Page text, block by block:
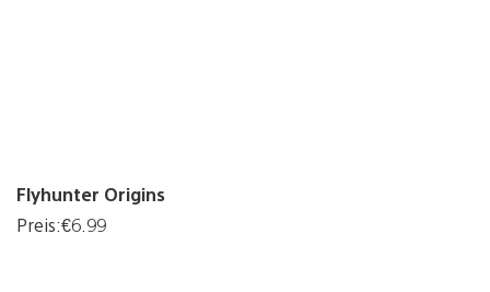
Flyhunter Origins
Preis:€6.99